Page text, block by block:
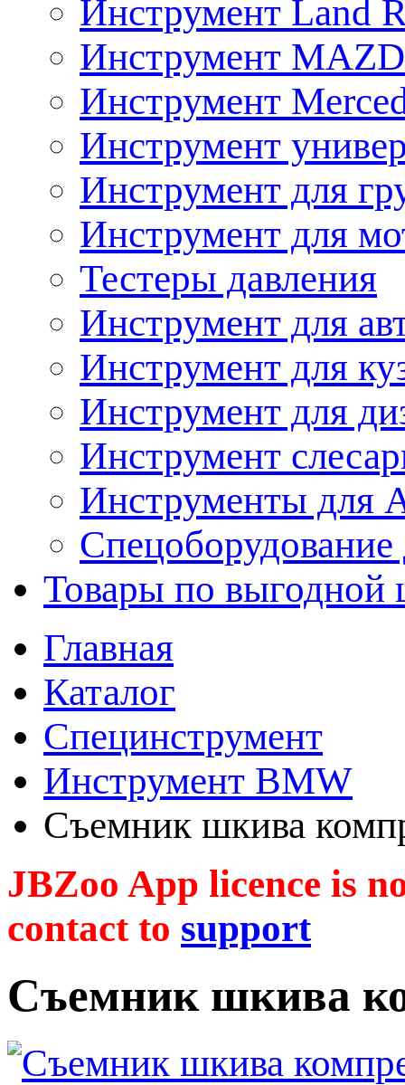
Инструмент Land
Инструмент
Инструмент
Инструмент
Инструмент для
Инструмент для
Тестеры давления
Инструмент для
Инструмент для
Инструмент для
Инструмент
Инструменты
Спецоборудование
Товары по выгодной
Главная
Каталог
Специнструмент
Инструмент BMW
Съемник шкива
JBZoo App licence is
contact to support
Съемник шкива